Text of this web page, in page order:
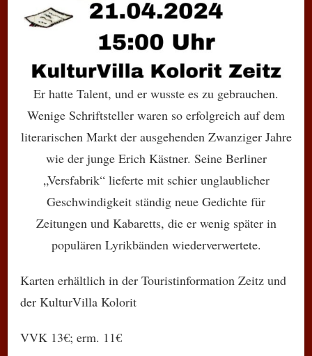
Er hatte Talent, und er wusste es zu gebrauchen.
Wenige Schriftsteller waren so erfolgreich auf dem
literarischen Markt der ausgehenden Zwanziger Jahre
wie der junge Erich Kästner. Seine Berliner
„Versfabrik“ lieferte mit schier unglaublicher
Geschwindigkeit ständig neue Gedichte für
Zeitungen und Kabaretts, die er wenig später in
populären Lyrikbänden wiederverwertete.
Karten erhältlich in der Touristinformation Zeitz und
der KulturVilla Kolorit
VVK 13€; erm. 11€